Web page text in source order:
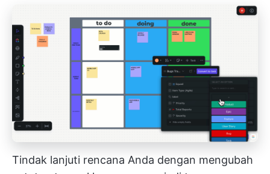
Tindak lanjuti rencana Anda dengan mengubah